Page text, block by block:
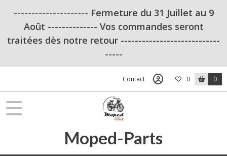
--------------------- Fermeture du 31 Juillet au 9
Août -------------- Vos commandes seront
traitées dès notre retour ----------------------------
-----
Contact 0 0
Moped-Parts